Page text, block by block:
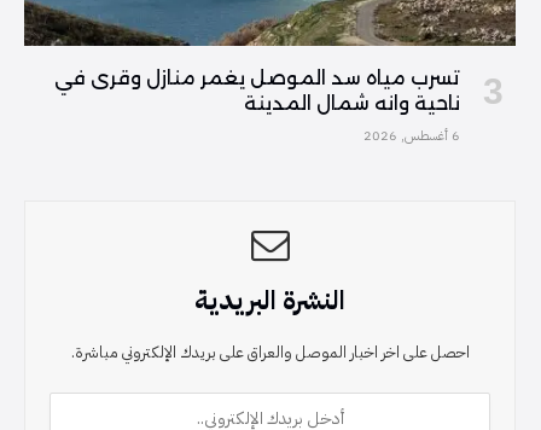
تسرب مياه سد الموصل يغمر منازل وقرى في
ناحية وانه شمال المدينة
6 أغسطس, 2026
النشرة البريدية
احصل على اخر اخبار الموصل والعراق على بريدك الإلكتروني مباشرة.